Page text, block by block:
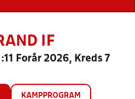
IF
Forår 2026, Kreds 7
KAMPPROGRAM